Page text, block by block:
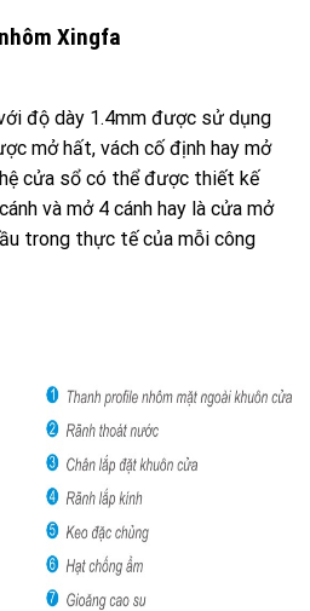
Xingfa
độ dày 1.4mm được sử dụng
mở hất, vách cố định hay mở
cửa sổ có thể được thiết kế
và mở 4 cánh hay là cửa mở
trong thực tế của mỗi công